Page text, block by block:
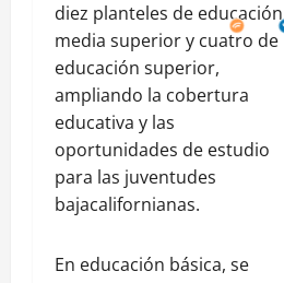
diez planteles de educación
media superior y cuatro de
educación superior,
ampliando la cobertura
educativa y las
oportunidades de estudio
para las juventudes
bajacalifornianas.
En educación básica, se